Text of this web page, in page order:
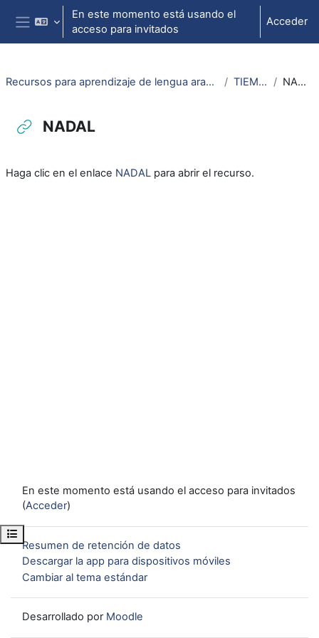
Salta al contenido principal
Panel lateral
En este momento está usando el
acceso para invitados
Acceder
Abrir índice del curso
Recursos para aprendizaje de lengua aragonesa TIEMPO NADAL
NADAL
Haga clic en el enlace NADAL para abrir el recurso.
En este momento está usando el acceso para invitados
(Acceder)
Resumen de retención de datos
Descargar la app para dispositivos móviles
Cambiar al tema estándar
Desarrollado por Moodle